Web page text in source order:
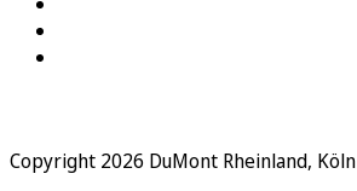
Copyright 2026 DuMont Rheinland, Köln